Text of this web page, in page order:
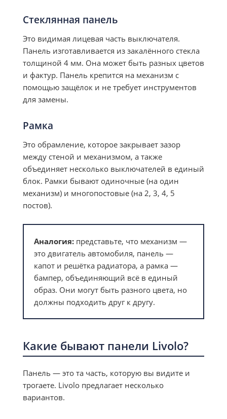
Стеклянная панель
Это видимая лицевая часть выключателя.
Панель изготавливается из закалённого стекла
толщиной 4 мм. Она может быть разных цветов
и фактур. Панель крепится на механизм с
помощью защёлок и не требует инструментов
для замены.
Рамка
Это обрамление, которое закрывает зазор
между стеной и механизмом, а также
объединяет несколько выключателей в единый
блок. Рамки бывают одиночные (на один
механизм) и многопостовые (на 2, 3, 4, 5
постов).
Аналогия: представьте, что механизм —
это двигатель автомобиля, панель —
капот и решётка радиатора, а рамка —
бампер, объединяющий всё в единый
образ. Они могут быть разного цвета, но
должны подходить друг к другу.
Какие бывают панели Livolo?
Панель — это та часть, которую вы видите и
трогаете. Livolo предлагает несколько
вариантов.